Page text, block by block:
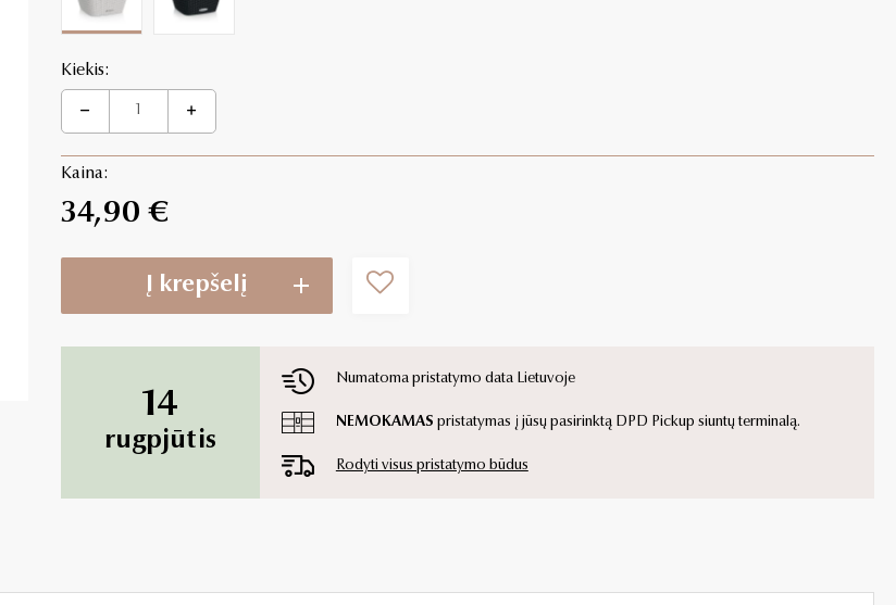
Kiekis:
Kaina:
34,90 €
Į krepšelį
14
rugpjūtis
Numatoma pristatymo data Lietuvoje
NEMOKAMAS pristatymas į jūsų pasirinktą DPD Pickup siuntų terminalą.
Rodyti visus pristatymo būdus